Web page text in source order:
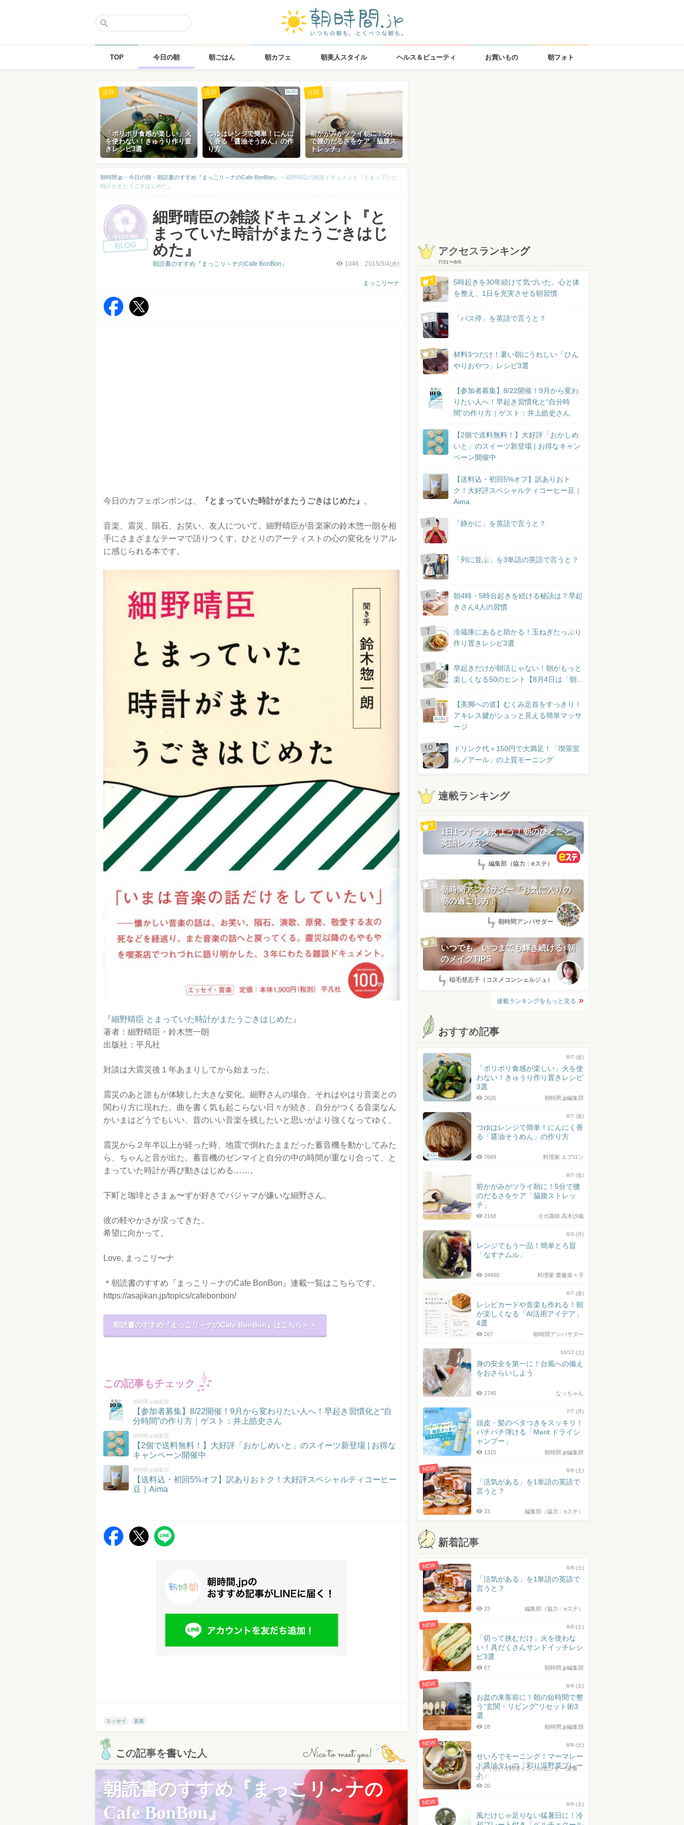
TOP 今日の朝 朝ごはん 朝カフェ 朝美人スタイル ヘルス＆ビューティ お買いもの 朝フォト
「ポリポリ食感が楽しい」火
を使わない！きゅうり作り置
きレシピ3選
注目 BLOG
つゆはレンジで簡単！にんに
く香る「醤油そうめん」の作
り方
注目
前かがみがツライ朝に！5分
で腰のだるさをケア「脇腹ス
トレッチ」
注目
朝時間.jp > 今日の朝 > 朝読書のすすめ『まっこリ～ナのCafe BonBon』 > 細野晴臣の雑談ドキュメント『とまっていた
時計がまたうごきはじめた』
BLOG
細野晴臣の雑談ドキュメント『と
まっていた時計がまたうごきはじ
めた』
1046 2015/3/4(水)
まっこリ〜ナ
朝読書のすすめ『まっこリ～ナのCafe BonBon』
今日のカフェボンボンは、 『とまっていた時計がまたうごきはじめた』 。
音楽、震災、隕石、お笑い、友人について。細野晴臣が音楽家の鈴木惣一朗を相
手にさまざまなテーマで語りつくす。ひとりのアーティストの心の変化をリアル
に感じられる本です。
『細野晴臣 とまっていた時計がまたうごきはじめた 』
著者：細野晴臣・鈴木惣一朗
出版社：平凡社
対談は大震災後１年あまりしてから始まった。
震災のあと誰もが体験した大きな変化。細野さんの場合、それはやはり音楽との
関わり方に現れた。曲を書く気も起こらない日々が続き、自分がつくる音楽なん
かいまはどうでもいい、昔のいい音楽を残したいと思いがより強くなってゆく。
震災から２年半以上が経った時、地震で倒れたままだった蓄音機を動かしてみた
ら、ちゃんと音が出た。蓄音機のゼンマイと自分の中の時間が重なり合って、と
まっていた時計が再び動きはじめる……。
下町と珈琲とさまぁ〜ずが好きでパジャマが嫌いな細野さん。
彼の軽やかさが戻ってきた。
希望に向かって。
Love, まっこリ〜ナ
＊朝読書のすすめ『まっこリ～ナのCafe BonBon』連載一覧はこちらです。
https://asajikan.jp/topics/cafebonbon/
朝読書のすすめ『まっこリ～ナのCafe BonBon』はこちら＞＞
この記事もチェック
朝時間.jp編集部
【参加者募集】8/22開催！9月から変わりたい人へ！早起き習慣化と“自
分時間”の作り方｜ゲスト：井上皓史さん
朝時間.jp編集部
【2個で送料無料！】大好評「おかしめいと」のスイーツ新登場 | お得な
キャンペーン開催中
朝時間.jp編集部
【送料込・初回5%オフ】訳ありおトク！大好評スペシャルティコーヒー
豆｜Aima
エッセイ 音楽
この記事を書いた人 Nice to meet you!
朝読書のすすめ『まっこリ～ナの
Cafe BonBon』
アクセスランキング
7/31〜8/6
5時起きを30年続けて気づいた。心と体
を整え、1日を充実させる朝習慣
「バス停」を英語で言うと？
材料3つだけ！暑い朝にうれしい「ひん
やりおやつ」レシピ3選
【参加者募集】8/22開催！9月から変わ
りたい人へ！早起き習慣化と“自分時
間”の作り方｜ゲスト：井上皓史さん
【2個で送料無料！】大好評「おかしめ
いと」のスイーツ新登場 | お得なキャン
ペーン開催中
【送料込・初回5%オフ】訳ありおト
ク！大好評スペシャルティコーヒー豆｜
Aima
「静かに」を英語で言うと？
「列に並ぶ」を3単語の英語で言うと？
朝4時・5時台起きを続ける秘訣は？早起
きさん4人の習慣
冷蔵庫にあると助かる！玉ねぎたっぷり
作り置きレシピ3選
早起きだけが朝活じゃない！朝がもっと
楽しくなる50のヒント【8月4日は「朝...
BLOG
【美脚への道】むくみ足首をすっきり！
アキレス腱がシュッと見える簡単マッサ
ージ
ドリンク代＋150円で大満足！「喫茶室
ルノアール」の上質モーニング
連載ランキング
1日1つずつ覚えよう！朝のひとこと
英語レッスン
by: 編集部（協力：eステ）
朝時間アンバサダー「お気に入りの
朝の過ごし方」
by: 朝時間アンバサダー
いつでも、いつまでも輝き続ける♪朝
のメイクTIPS
by: 稲毛登志子（コスメコンシェルジュ）
連載ランキングをもっと見る
おすすめ記事
8/7 (金)
「ポリポリ食感が楽しい」火を使
わない！きゅうり作り置きレシピ
3選
朝時間.jp編集部
2626
BLOG
8/7 (金)
つゆはレンジで簡単！にんにく香
る「醤油そうめん」の作り方
料理家 エプロン
7669
8/7 (金)
前かがみがツライ朝に！5分で腰
のだるさをケア「脇腹ストレッ
チ」
ヨガ講師 高木沙織
2168
8/3 (月)
レンジでもう一品！簡単とろ旨
「なすナムル」
料理家 齋藤菜々子
34490
8/7 (金)
レシピカードや音楽も作れる！朝
が楽しくなる「AI活用アイデア」
4選
朝時間アンバサダー
267
10/12 (土)
身の安全を第一に！台風への備え
をおさらいしよう
なっちゃん
2745
7/7 (月)
頭皮・髪のベタつきをスッキリ！
パチパチ弾ける「Merit ドライシ
ャンプー」
朝時間.jp編集部
1315
NEW 8/8 (土)
「活気がある」を1単語の英語で
言うと？
編集部（協力：eステ）
23
新着記事
NEW 8/8 (土)
「活気がある」を1単語の英語で
言うと？
編集部（協力：eステ）
23
NEW 8/8 (土)
「切って挟むだけ」火を使わな
い！具だくさんサンドイッチレシ
ピ3選
朝時間.jp編集部
67
NEW 8/8 (土)
お盆の来客前に！朝の短時間で整
う“玄関・リビング”リセット術3
選
朝時間.jp編集部
28
NEW 8/8 (土)
せいろでモーニング！マーマレー
ド醤油タレの「彩り温野菜プレー
ト」
サヤ（せいろ料理インフルエンサー/栄養
士）
20
NEW 8/8 (土)
風だけじゃ足りない猛暑日に！冷